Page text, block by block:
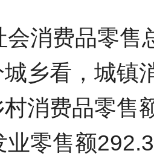
会消费品零售
乡看，城镇
消费品零售
业零售额